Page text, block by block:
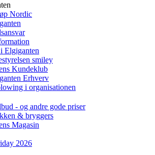
Nordic
Elgiganten
smiley
Kundeklub
Erhverv
i organisationen
- og andre gode priser
& bryggers
Magasin
2026